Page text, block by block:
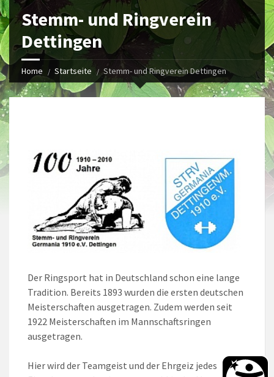
Stemm- und Ringverein
Dettingen
Home Startseite Stemm- und Ringverein Dettingen
Der Ringsport hat in Deutschland schon eine lange
Tradition. Bereits 1893 wurden die ersten deutschen
Meisterschaften ausgetragen. Zudem werden seit
1922 Meisterschaften im Mannschaftsringen
ausgetragen.
Hier wird der Teamgeist und der Ehrgeiz jedes